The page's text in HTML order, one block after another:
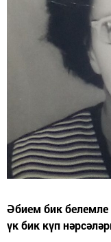
Әбием бик белемле
үк бик күп